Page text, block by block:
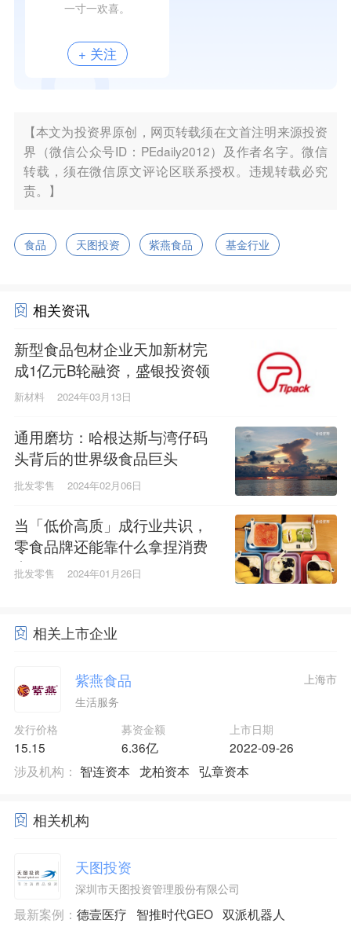
一寸一欢喜。
+ 关注
【本文为投资界原创，网页转载须在文首注明来源投资
界（微信公众号ID：PEdaily2012）及作者名字。微信
转载，须在微信原文评论区联系授权。违规转载必究
责。】
食品 天图投资 紫燕食品 基金行业
相关资讯
新型食品包材企业天加新材完
成1亿元B轮融资，盛银投资领
投
新材料 2024年03月13日
通用磨坊：哈根达斯与湾仔码
头背后的世界级食品巨头
批发零售 2024年02月06日
当「低价高质」成行业共识，
零食品牌还能靠什么拿捏消费
者
批发零售 2024年01月26日
相关上市企业
紫燕食品
生活服务
上海市
发行价格
15.15
募资金额
6.36亿
上市日期
2022-09-26
涉及机构： 智连资本 龙柏资本 弘章资本
相关机构
天图投资
深圳市天图投资管理股份有限公司
最新案例： 德壹医疗 智推时代GEO 双派机器人